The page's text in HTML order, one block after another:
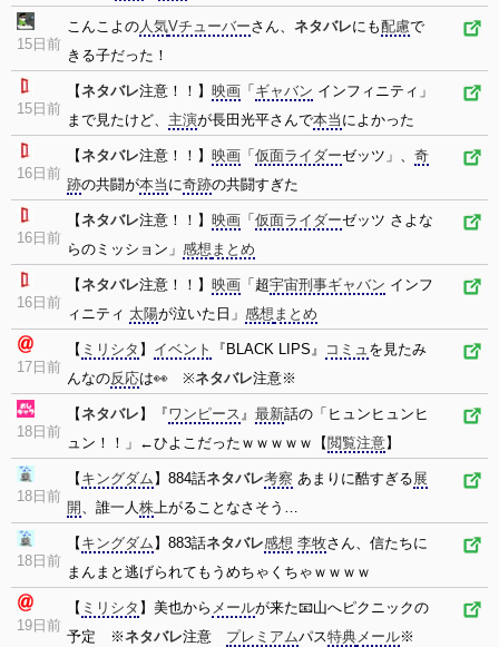
15日前
こんこよの人気Vチューバーさん、 ネタバレにも配慮で
きる子だった！
15日前
【ネタバレ注意！！】 映画 「 ギャバン インフィニティ」
まで見たけど、 主演が長田光平さんで本当 によかった
16日前
【ネタバレ注意！！】 映画 「 仮面ライダーゼッツ」、 奇
跡の共闘が本当 に奇跡の共闘すぎた
16日前
【ネタバレ注意！！】 映画 「 仮面ライダーゼッツ さよな
らのミッション」 感想 まとめ
16日前
【ネタバレ注意！！】 映画 「超宇宙刑事ギャバン インフ
ィニティ 太陽が泣いた日」 感想 まとめ
17日前
【 ミリシタ 】 イベント 『BLACK LIPS』 コミュ を見たみ
んなの反応は👀 ※ネタバレ注意※
18日前
【ネタバレ 】『ワンピース』 最新話の「ヒュンヒュンヒ
ュン！！」←ひよこだったｗｗｗｗｗ【 閲覧注意】
18日前
【 キングダム 】884話ネタバレ考察 あまりに酷すぎる展
開 、誰一人株上がることなさそう…
18日前
【 キングダム 】883話ネタバレ感想 李牧さん、信たちに
まんまと逃げられてもうめちゃくちゃｗｗｗｗ
19日前
【 ミリシタ 】美也から メールが来た📧山へピクニックの
予定 ※ネタバレ注意 プレミアムパス特典メール※